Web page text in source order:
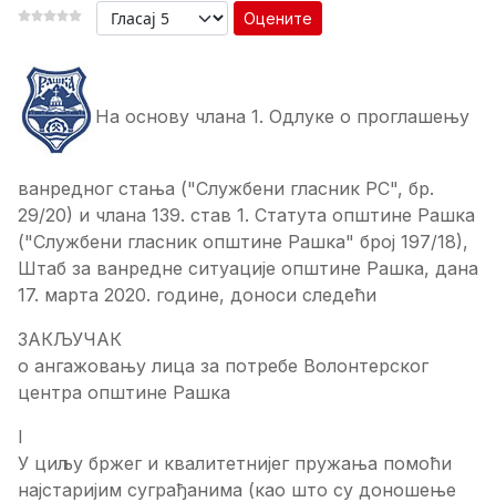
Оцените
Ha основу члана 1. Одлуке о проглашењу
ванредног стања ("Службени гласник РС", бр.
29/20) и члана 139. став 1. Статута општине Рашка
("Службени гласник општине Рашка" број 197/18),
Штаб за ванредне ситуације општине Рашка, дана
17. марта 2020. године, доноси следећи
ЗАКЉУЧАК
о ангажовању лица за потребе Волонтерског
центра општине Рашка
I
У циљу бржег и квалитетнијег пружања помоћи
најстаријим суграђанима (као што су доношење